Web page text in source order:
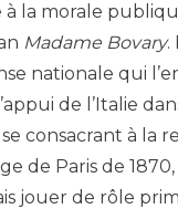
à la morale
Madame Bovary.
nationale qui
de l’Italie
se consacrant à
de Paris de
jouer de rôle